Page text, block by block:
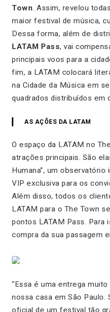
Town. Assim, revelou
maior festival de música,
Dessa forma, além de
LATAM Pass, vai
principais voos para a
fim, a LATAM colocará
na Cidade da Música em
quadrados distribuídos em
AS AÇÕES DA LATAM
O espaço da LATAM no
atrações principais. São
Humana”, um
VIP exclusiva para os
Além disso, todos os
LATAM para o The Town
pontos LATAM Pass. Para
compra da sua passagem
“Essa é uma entrega
nossa casa em São Paulo.
oficial de um festival tão